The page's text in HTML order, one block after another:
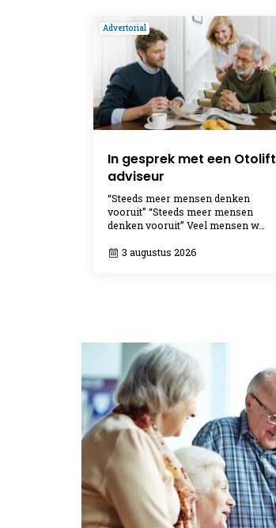
In gesprek met een Otolift
adviseur
“Steeds meer mensen denken
vooruit” “Steeds meer mensen
denken vooruit” Veel mensen w…
3 augustus 2026
Advertorial